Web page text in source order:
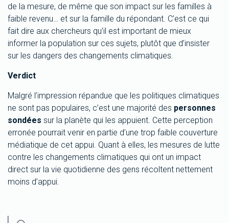
de la mesure, de même que son impact sur les familles à
faible revenu… et sur la famille du répondant. C’est ce qui
fait dire aux chercheurs qu’il est important de mieux
informer la population sur ces sujets, plutôt que d’insister
sur les dangers des changements climatiques.
Verdict
Malgré l’impression répandue que les politiques climatiques
ne sont pas populaires, c’est une majorité des personnes
sondées sur la planète qui les appuient. Cette perception
erronée pourrait venir en partie d’une trop faible couverture
médiatique de cet appui. Quant à elles, les mesures de lutte
contre les changements climatiques qui ont un impact
direct sur la vie quotidienne des gens récoltent nettement
moins d’appui.